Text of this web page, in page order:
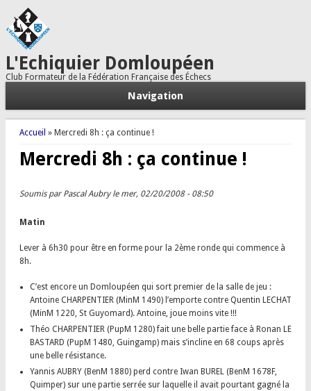
L'Echiquier Domloupéen
Club Formateur de la Fédération Française des Échecs
Navigation
Vous êtes ici
Accueil » Mercredi 8h : ça continue !
Mercredi 8h : ça continue !
Soumis par Pascal Aubryle mer, 02/20/2008 - 08:50
Matin
Lever à 6h30 pour être en forme pour la 2ème ronde qui commence à
8h.
C’est encore un Domloupéen qui sort premier de la salle de jeu :
Antoine CHARPENTIER (MinM 1490) l’emporte contre Quentin LECHAT
(MinM 1220, St Guyomard). Antoine, joue moins vite !!!
Théo CHARPENTIER (PupM 1280) fait une belle partie face à Ronan LE
BASTARD (PupM 1480, Guingamp) mais s’incline en 68 coups après
une belle résistance.
Yannis AUBRY (BenM 1880) perd contre Iwan BUREL (BenM 1678F,
Quimper) sur une partie serrée sur laquelle il avait pourtant gagné la